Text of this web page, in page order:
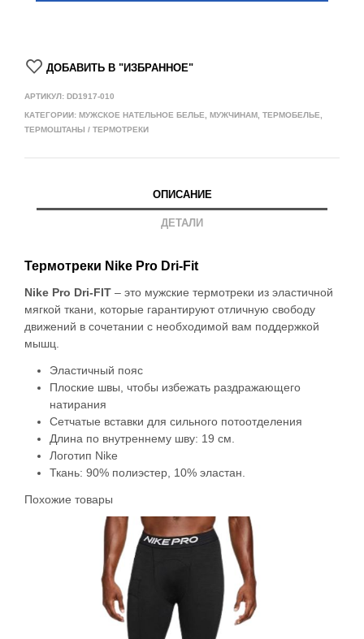
ДОБАВИТЬ В "ИЗБРАННОЕ"
АРТИКУЛ: DD1917-010
КАТЕГОРИИ: МУЖСКОЕ НАТЕЛЬНОЕ БЕЛЬЕ МУЖЧИНАМ ТЕРМОБЕЛЬЕ
ТЕРМОШТАНЫ / ТЕРМОТРЕКИ
ОПИСАНИЕ
ДЕТАЛИ
Термотреки Nike Pro Dri-Fit
Nike Pro Dri-FIT – это мужские термотреки из эластичной
мягкой ткани, которые гарантируют отличную свободу
движений в сочетании с необходимой вам поддержкой
мышц.
Эластичный пояс
Плоские швы, чтобы избежать раздражающего
натирания
Сетчатые вставки для сильного потоотделения
Длина по внутреннему шву: 19 см.
Логотип Nike
Ткань: 90% полиэстер, 10% эластан.
Похожие товары